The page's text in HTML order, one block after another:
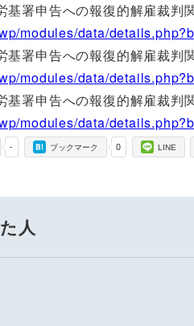
署申告への報復的解雇裁判
modules/data/
署申告への報復的解雇裁判
modules/data/
署申告への報復的解雇裁判
modules/data/
- 0
ブックマーク LINE
人